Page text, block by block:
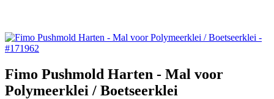
Fimo Pushmold Harten - Mal voor
Polymeerklei / Boetseerklei